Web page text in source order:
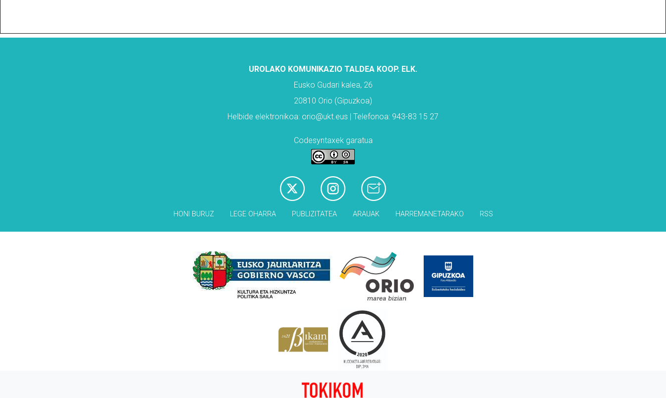
UROLAKO KOMUNIKAZIO TALDEA KOOP. ELK.
Eusko Gudari kalea, 26
20810 Orio (Gipuzkoa)
Helbide elektronikoa: orio@ukt.eus | Telefonoa: 943-83 15 27
Codesyntaxek garatua
HONI BURUZ LEGE OHARRA PUBLIZITATEA ARAUAK HARREMANETARAKO RSS